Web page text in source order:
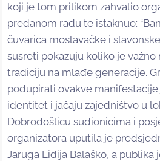
koji je tom prilikom zahvalio
predanom radu te istaknuo:
čuvarica moslavačke i
susreti pokazuju koliko je
tradiciju na mlađe generacije.
podupirati ovakve
identitet i jačaju zajedništvo u
Dobrodošlicu sudionicima i
organizatora uputila je
Jaruga Lidija Balaško, a publika